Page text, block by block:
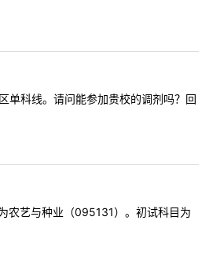
科线。请问能参加贵校的调剂吗？回
农艺与种业（095131）。初试科目为